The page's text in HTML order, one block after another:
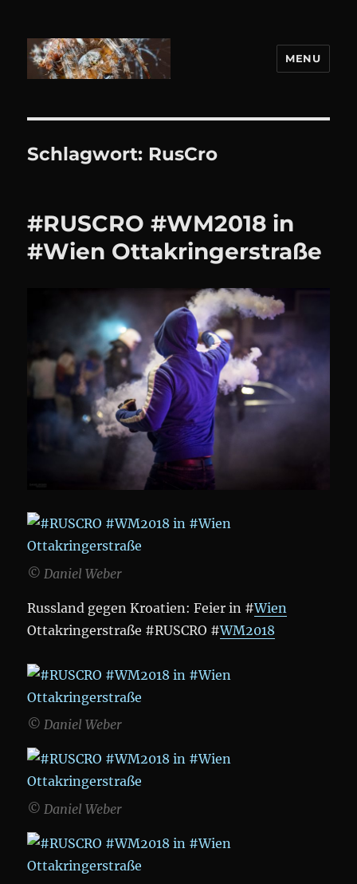
MENU
Schlagwort: RusCro
#RUSCRO #WM2018 in
#Wien Ottakringerstraße
© Daniel Weber
Russland gegen Kroatien: Feier in #Wien
Ottakringerstraße #RUSCRO #WM2018
© Daniel Weber
© Daniel Weber